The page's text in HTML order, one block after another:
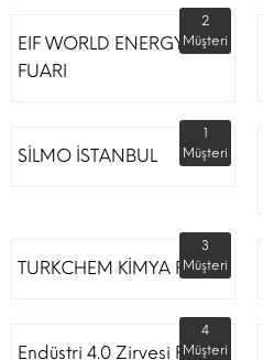
EIF WORLD ENERGY
FUARI
2
Müşteri
SİLMO İSTANBUL
1
Müşteri
TURKCHEM KİMYA FUARI
3
Müşteri
Endüstri 4.0 Zirvesi Fuarı
4
Müşteri